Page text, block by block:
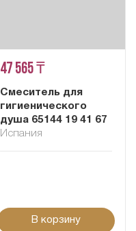
47 565 ₸
Смеситель для
гигиенического
душа 65144 19 41 67
Испания
В корзину